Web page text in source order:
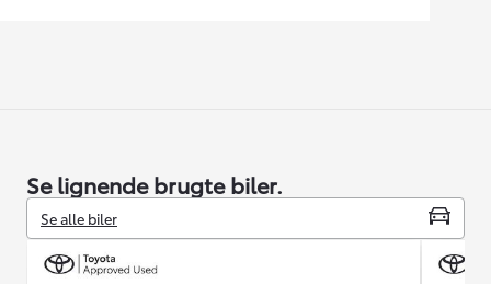
Se lignende brugte biler.
Se alle biler